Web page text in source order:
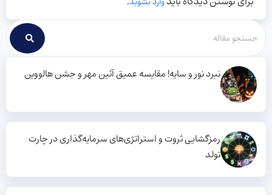
نبرد نور و سایه! مقایسه عمیق آئین مهر و جشن هالووین
رمزگشایی ثروت و استراتژی‌های سرمایه‌گذاری در چارت
تولد